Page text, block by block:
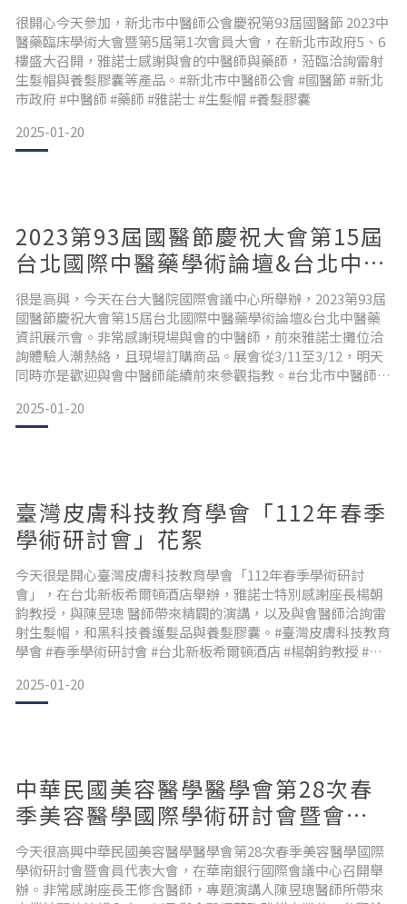
屆第1次會員大會花絮
很開心今天參加，新北市中醫師公會慶祝第93屆國醫節 2023中
醫藥臨床學術大會暨第5屆第1次會員大會，在新北市政府5、6
樓盛大召開，雅諾士感謝與會的中醫師與藥師，蒞臨洽詢雷射
生髮帽與養髮膠囊等產品。#新北市中醫師公會 #國醫節 #新北
市政府 #中醫師 #藥師 #雅諾士 #生髮帽 #養髮膠囊
2025-01-20
2023第93屆國醫節慶祝大會第15屆
台北國際中醫藥學術論壇&台北中醫
藥資訊展示會花絮
很是高興，今天在台大醫院國際會議中心所舉辦，2023第93屆
國醫節慶祝大會第15屆台北國際中醫藥學術論壇&台北中醫藥
資訊展示會。非常感謝現場與會的中醫師，前來雅諾士攤位洽
詢體驗人潮熱絡，且現場訂購商品。展會從3/11至3/12，明天
同時亦是歡迎與會中醫師能續前來參觀指教。#台北市中醫師公
#中醫師 #藥師 #雅諾士 #生髮帽 #養髮膠囊
2025-01-20
臺灣皮膚科技教育學會「112年春季
學術研討會」花絮
今天很是開心臺灣皮膚科技教育學會「112年春季學術研討
會」，在台北新板希爾頓酒店舉辦，雅諾士特別感謝座長楊朝
鈞教授，與陳昱璁 醫師帶來精闢的演講，以及與會醫師洽詢雷
射生髮帽，和黑科技養護髮品與養髮膠囊。#臺灣皮膚科技教育
學會 #春季學術研討會 #台北新板希爾頓酒店 #楊朝鈞教授 #陳
2025-01-20
中華民國美容醫學醫學會第28次春
季美容醫學國際學術研討會暨會員
代表大會花絮
今天很高興中華民國美容醫學醫學會第28次春季美容醫學國際
學術研討會暨會員代表大會，在華南銀行國際會議中心召開舉
辦。非常感謝座長王修含醫師，專題演講人陳昱璁醫師所帶來